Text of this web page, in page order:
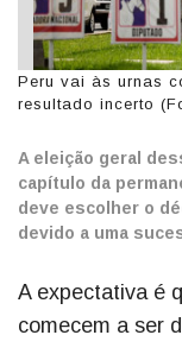
Peru vai às urnas
resultado incerto
A eleição geral
capítulo da
deve escolher o
devido a uma
A expectativa é
comecem a ser